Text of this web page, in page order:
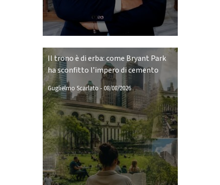
Il trono è di erba: come Bryant Park
ha sconfitto l’impero di cemento
Guglielmo Scarlato -08/08/2026